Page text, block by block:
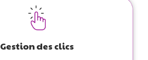
Gestion des clics